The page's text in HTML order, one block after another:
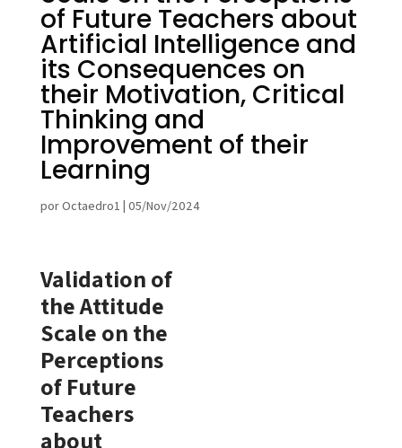
of Future Teachers about
Artificial Intelligence and
its Consequences on
their Motivation, Critical
Thinking and
Improvement of their
Learning
porOctaedro1 | 05/Nov/2024
Validation of
the Attitude
Scale on the
Perceptions
of Future
Teachers
about